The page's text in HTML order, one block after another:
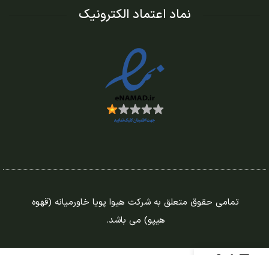
نماد اعتماد الکترونیک
تمامی حقوق متعلق به شرکت هیوا پویا خاورمیانه (قهوه
هیپو) می باشد.